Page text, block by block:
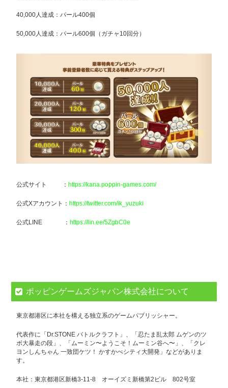
40,000人達成：パール400個
50,000人達成：パール600個（ガチャ10回分）
公式サイト ：https://kana.poppin-games.com/
公式Xアカウント：https://twitter.com/ik_yuzuki
公式LINE ：https://lin.ee/5ZgbC0e
ポッピンゲームズジャパン株式会社について
東京都港区に本社を構える独立系のゲームパブリッシャー。
代表作に「Dr.STONE バトルクラフト」、「忍たま乱太郎 ムゲンのツ
ボ大暴走の段」、「ムーミン〜ようこそ！ムーミン谷へ〜」、「クレ
ヨンしんちゃん 一致団ケツ！ かすかべシティ大開発」などがありま
す。
本社：東京都港区新橋3-11-8 オーイズミ新橋第2ビル 802号室